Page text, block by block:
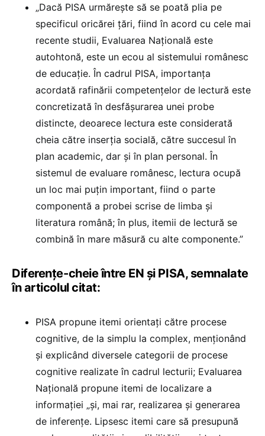
„Dacă PISA urmăreşte să se poată plia pe
specificul oricărei ţări, fiind în acord cu cele mai
recente studii, Evaluarea Naţională este
autohtonă, este un ecou al sistemului românesc
de educaţie. În cadrul PISA, importanţa
acordată rafinării competenţelor de lectură este
concretizată în desfăşurarea unei probe
distincte, deoarece lectura este considerată
cheia către inserţia socială, către succesul în
plan academic, dar şi în plan personal. În
sistemul de evaluare românesc, lectura ocupă
un loc mai puţin important, fiind o parte
componentă a probei scrise de limba şi
literatura română; în plus, itemii de lectură se
combină în mare măsură cu alte componente.”
Diferențe-cheie între EN și PISA, semnalate
în articolul citat:
PISA propune itemi orientați către procese
cognitive, de la simplu la complex, menționând
și explicând diversele categorii de procese
cognitive realizate în cadrul lecturii; Evaluarea
Națională propune itemi de localizare a
informației „și, mai rar, realizarea și generarea
de inferențe. Lipsesc itemi care să presupună